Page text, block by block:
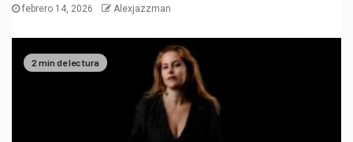
febrero 14, 2026 Alexjazzman
2 min de lectura